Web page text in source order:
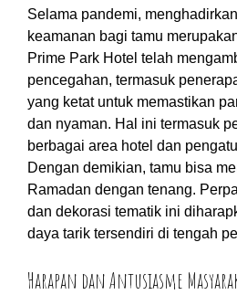
Selama pandemi,
keamanan bagi tamu
Prime Park Hotel telah
pencegahan, termasuk
yang ketat untuk memastikan
dan nyaman. Hal ini termasuk
berbagai area hotel dan
Dengan demikian, tamu bisa
Ramadan dengan tenang.
dan dekorasi tematik ini
daya tarik tersendiri di tengah
Harapan dan Antusiasme